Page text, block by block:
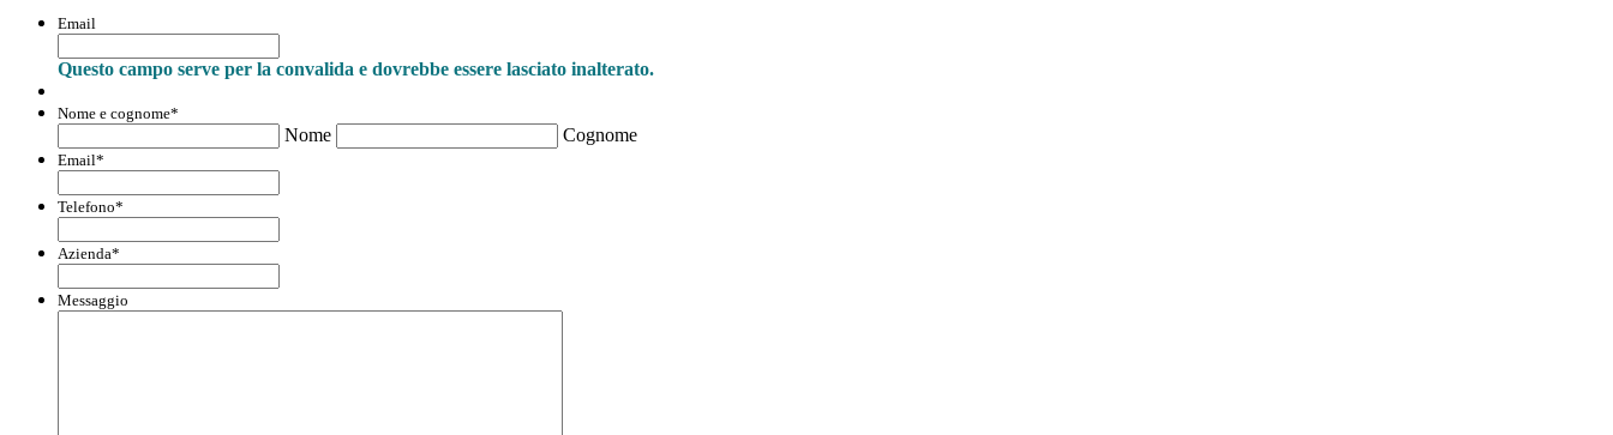
Email
Questo campo serve per la convalida e dovrebbe essere lasciato inalterato.
Nome e cognome*
Nome Cognome
Email*
Telefono*
Azienda*
Messaggio